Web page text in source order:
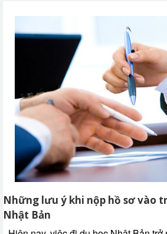
Những lưu ý khi nộp hồ sơ vào
Nhật Bản